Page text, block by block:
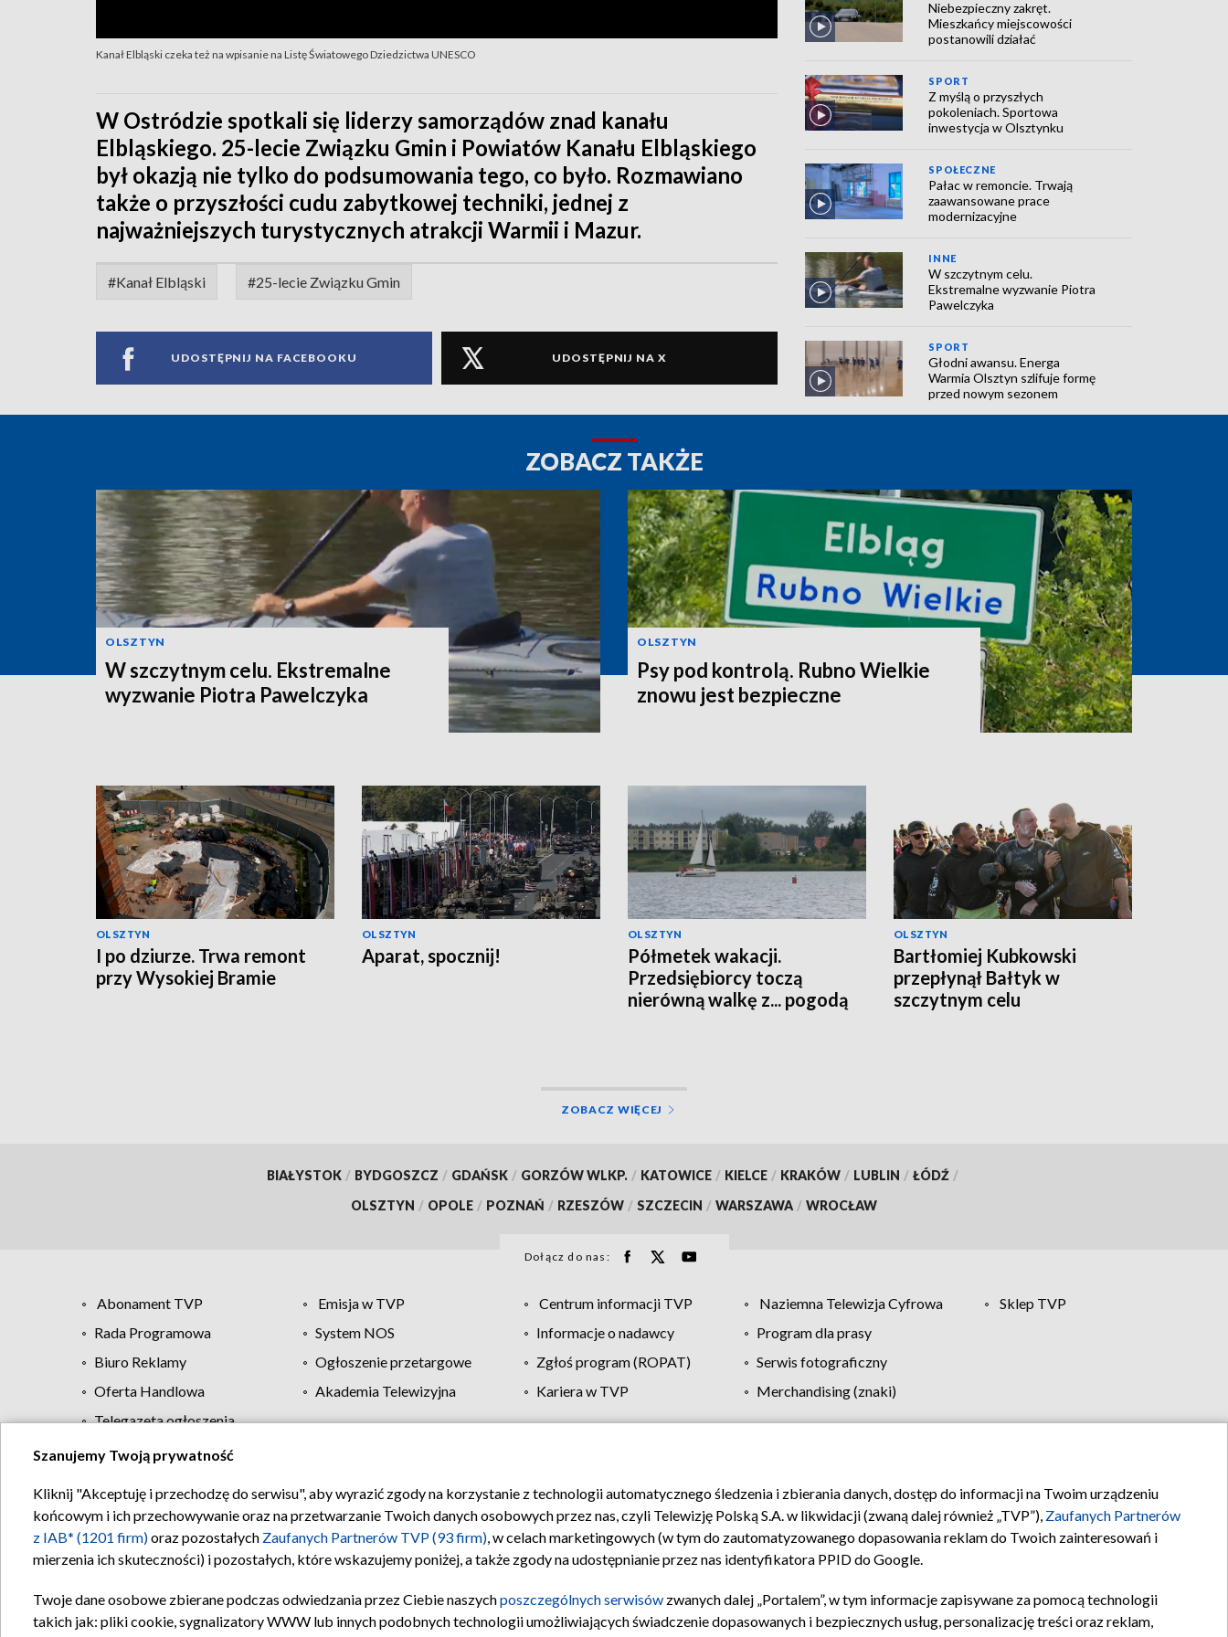
Kanał Elbląski czeka też na wpisanie na Listę Światowego Dziedzictwa UNESCO
W Ostródzie spotkali się liderzy samorządów znad kanału
Elbląskiego. 25-lecie Związku Gmin i Powiatów Kanału Elbląskiego
był okazją nie tylko do podsumowania tego, co było. Rozmawiano
także o przyszłości cudu zabytkowej techniki, jednej z
najważniejszych turystycznych atrakcji Warmii i Mazur.
#Kanał Elbląski #25-lecie Związku Gmin
UDOSTĘPNIJ NA FACEBOOKU UDOSTĘPNIJ NA X
Niebezpieczny zakręt.
Mieszkańcy miejscowości
postanowili działać
SPORT
Z myślą o przyszłych
pokoleniach. Sportowa
inwestycja w Olsztynku
SPOŁECZNE
Pałac w remoncie. Trwają
zaawansowane prace
modernizacyjne
INNE
W szczytnym celu.
Ekstremalne wyzwanie Piotra
Pawelczyka
SPORT
Głodni awansu. Energa
Warmia Olsztyn szlifuje formę
przed nowym sezonem
ZOBACZ TAKŻE
OLSZTYN
W szczytnym celu. Ekstremalne
wyzwanie Piotra Pawelczyka
OLSZTYN
Psy pod kontrolą. Rubno Wielkie
znowu jest bezpieczne
OLSZTYN
I po dziurze. Trwa remont
przy Wysokiej Bramie
OLSZTYN
Aparat, spocznij!
OLSZTYN
Półmetek wakacji.
Przedsiębiorcy toczą
nierówną walkę z... pogodą
OLSZTYN
Bartłomiej Kubkowski
przepłynął Bałtyk w
szczytnym celu
ZOBACZ WIĘCEJ
BIAŁYSTOK / BYDGOSZCZ / GDAŃSK / GORZÓW WLKP. / KATOWICE / KIELCE / KRAKÓW / LUBLIN / ŁÓDŹ /
OLSZTYN / OPOLE / POZNAŃ / RZESZÓW / SZCZECIN / WARSZAWA / WROCŁAW
Dołącz do nas:
Abonament TVP Emisja w TVP Centrum informacji TVP Naziemna Telewizja Cyfrowa
Sklep TVP
Rada Programowa
System NOS Informacje o nadawcy
Program dla prasy
Biuro Reklamy
Ogłoszenie przetargowe Zgłoś program (ROPAT)
Serwis fotograficzny
Oferta Handlowa
Akademia Telewizyjna Kariera w TVP
Merchandising (znaki)
Telegazeta ogłoszenia
Regulamin TVP Polityka prywatności Moje zgody Pomoc Biuro reklamy Kontakt
Szanujemy Twoją prywatność
Kliknij "Akceptuję i przechodzę do serwisu", aby wyrazić zgody na korzystanie z technologii automatycznego śledzenia i zbierania danych, dostęp do informacji na Twoim urządzeniu
końcowym i ich przechowywanie oraz na przetwarzanie Twoich danych osobowych przez nas, czyli Telewizję Polską S.A. w likwidacji (zwaną dalej również „TVP”), Zaufanych Partnerów
z IAB* (1201 firm)oraz pozostałych Zaufanych Partnerów TVP (93 firm), w celach marketingowych (w tym do zautomatyzowanego dopasowania reklam do Twoich zainteresowań i
mierzenia ich skuteczności) i pozostałych, które wskazujemy poniżej, a także zgody na udostępnianie przez nas identyfikatora PPID do Google.
Twoje dane osobowe zbierane podczas odwiedzania przez Ciebie naszychposzczególnych serwisów zwanych dalej „Portalem”, w tym informacje zapisywane za pomocą technologii
takich jak: pliki cookie, sygnalizatory WWW lub innych podobnych technologii umożliwiających świadczenie dopasowanych i bezpiecznych usług, personalizację treści oraz reklam,